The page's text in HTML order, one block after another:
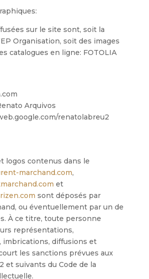
sur le site sont, soit la
Organisation, soit des images
catalogues en ligne: FOTOLIA
Arquivos
renatolabreu2
logos contenus dans le
marchand.com,
et
sont déposés par
ou éventuellement par un de
À ce titre, toute personne
représentations,
imbrications, diffusions et
les sanctions prévues aux
et suivants du Code de la